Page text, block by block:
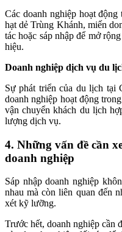
Các doanh nghiệp hoạt
hạt dẻ Trùng Khánh, miến
tác hoặc sáp nhập để mở
hiệu.
Doanh nghiệp dịch vụ du
Sự phát triển của du lịch tại
doanh nghiệp hoạt động
vận chuyển khách du lịch
lượng dịch vụ.
4. Những vấn đề cần
doanh nghiệp
Sáp nhập doanh nghiệp
nhau mà còn liên quan đến
xét kỹ lưỡng.
Trước hết, doanh nghiệp cần